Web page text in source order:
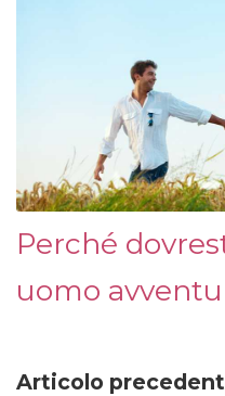
Perché
uomo
Articolo